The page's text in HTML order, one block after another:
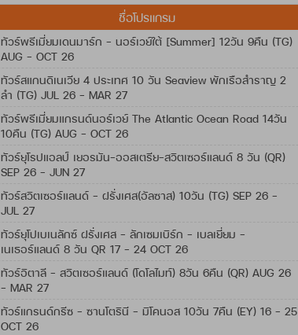
ชื่อโปรแกรม
ทัวร์พรีเมี่ยมเดนมาร์ก - นอร์เวย์ใต้ [Summer] 12วัน 9คืน (TG)
AUG - OCT 26
ทัวร์สแกนดิเนเวีย 4 ประเทศ 10 วัน Seaview พักเรือสำราญ 2
ลำ (TG) JUL 26 - MAR 27
ทัวร์พรีเมี่ยมแกรนด์นอร์เวย์ The Atlantic Ocean Road 14วัน
10คืน (TG) AUG - OCT 26
ทัวร์ยุโรปแอลป์ เยอรมัน-ออสเตรีย-สวิตเซอร์แลนด์ 8 วัน (QR)
SEP 26 - JUN 27
ทัวร์สวิตเซอร์แลนด์ - ฝรั่งเศส(อัลซาส) 10วัน (TG) SEP 26 -
JUL 27
ทัวร์ยุโปเบเนลักซ์ ฝรั่งเศส - ลักเซมเบิร์ก - เบลเยี่ยม -
เนเธอร์แลนด์ 8 วัน QR 17 - 24 OCT 26
ทัวร์อิตาลี – สวิตเซอร์แลนด์ (โดโลไมท์) 8วัน 6คืน (QR) AUG 26
- MAR 27
ทัวร์แกรนด์กรีซ - ซานโตรินี - มิโคนอส 10วัน 7คืน (EY) 16 - 25
OCT 26